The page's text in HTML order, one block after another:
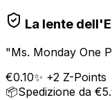
La lente
"Ms. Monday One
€0.10✨ +2 Z-Points
📦Spedizione da